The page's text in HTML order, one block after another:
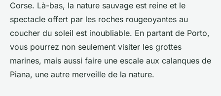
Corse. Là-bas, la nature sauvage est reine et le
spectacle offert par les roches rougeoyantes au
coucher du soleil est inoubliable. En partant de Porto,
vous pourrez non seulement visiter les grottes
marines, mais aussi faire une escale aux calanques de
Piana, une autre merveille de la nature.